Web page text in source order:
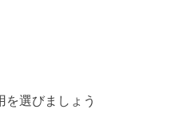
選びましょう